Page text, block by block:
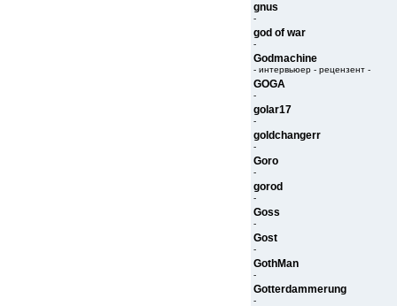
gnus
-
god of war
-
Godmachine
- интервьюер - рецензент -
GOGA
-
golar17
-
goldchangerr
-
Goro
-
gorod
-
Goss
-
Gost
-
GothMan
-
Gotterdammerung
-